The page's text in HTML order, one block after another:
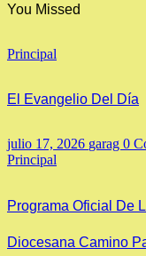
You Missed
Principal
El Evangelio Del Día
julio 17, 2026 garag 0
Principal
Programa Oficial De
Diocesana Camino